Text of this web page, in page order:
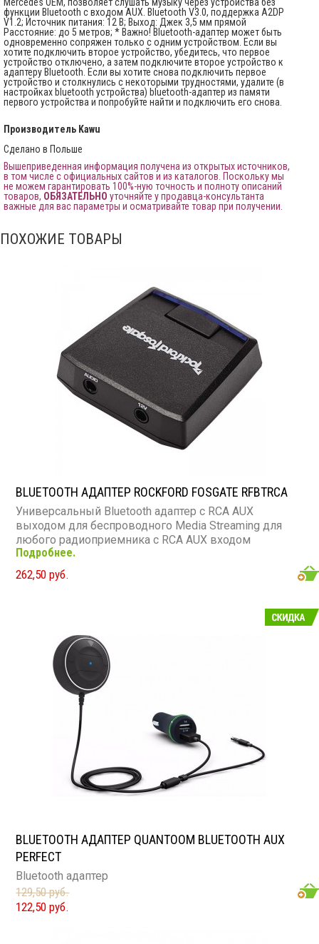
функции Bluetooth с входом AUX. Bluetooth V3.0, поддержка A2DP
V1.2; Источник питания: 12 В; Выход: Джек 3,5 мм прямой
Расстояние: до 5 метров; * Важно! Bluetooth-адаптер может быть
одновременно сопряжен только с одним устройством. Если вы
хотите подключить второе устройство, убедитесь, что первое
устройство отключено, а затем подключите второе устройство к
адаптеру Bluetooth. Если вы хотите снова подключить первое
устройство и столкнулись с некоторыми трудностями, удалите (в
настройках bluetooth устройства) bluetooth-адаптер из памяти
первого устройства и попробуйте найти и подключить его снова.
Производитель Kawu
Сделано в Польше
Вышеприведенная информация получена из открытых источников,
в том числе с официальных сайтов и из каталогов. Поскольку мы
не можем гарантировать 100%-ную точность и полноту описаний
товаров, ОБЯЗАТЕЛЬНО уточняйте у продавца-консультанта
важные для вас параметры и осматривайте товар при получении.
ПОХОЖИЕ ТОВАРЫ
BLUETOOTH АДАПТЕР ROCKFORD FOSGATE RFBTRCA
Универсальный Bluetooth адаптер с RCA AUX
выходом для беспроводного Media Streaming для
любого радиоприемника с RCA AUX входом
Подробнее.
262,50 руб.
BLUETOOTH АДАПТЕР QUANTOOM BLUETOOTH AUX
PERFECT
Bluetooth адаптер
129,50 руб.
122,50 руб.